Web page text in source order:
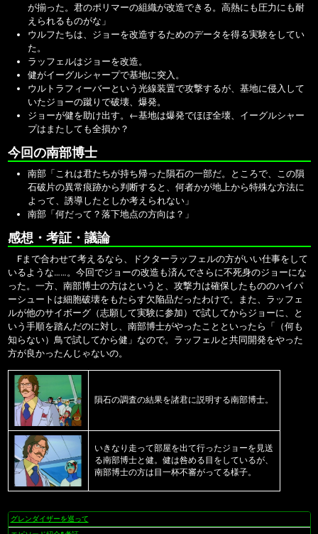
が揃った。君のポリマーの組織が改造できる。高熱にも圧力にも耐
えられるものがな」
ウルフたちは、ジョーを改造するためのデータを得る実験をしてい
た。
ラッフェルはジョーを改造。
健がイーグルシャープで基地に突入。
ウルトラフィーバーという光線装置で攻撃するが、基地に侵入して
いたジョーの蹴りで破壊、爆発。
ジョーが健を助け出す。 ←基地は爆発でほぼ全壊、イーグルシャー
プはまたしても全損か？
今回の南部博士
南部「これは君たちが持ち帰った隕石の一部だ。ところで、この隕
石破片の異常痕跡から判断すると、何者かが地上から特殊な方法に
よって、誘導したとしか考えられない」
南部「何だって？落下地点の方向は？」
感想・考証・議論
Fまで合わせて考えるなら、ドクターラッフェルの方がいい仕事をして
いるような……。今回でジョーの改造も済んでさらに不死身のジョーにな
った。一方、南部博士の方はというと、攻撃力は確保したもののハイパ
ーシュートは細胞破壊をもたらす欠陥品だったわけで。また、ラッフェ
ルが他のサイボーグ（志願して実験に参加）で試してからジョーに、と
いう手順を踏んだのに対し、南部博士がやったことといったら「（何も
知らない）鳥で試してから健」なので。ラッフェルと共同開発をやった
方が良かったんじゃないの。
隕石の調査の結果を諸君に説明する南部博士。
いきなり走って部屋を出て行ったジョーを見送
る南部博士と健。健は咎める目をしているが、
南部博士の方は目一杯不審がってる様子。
ナ
グレンダイザーを巡って